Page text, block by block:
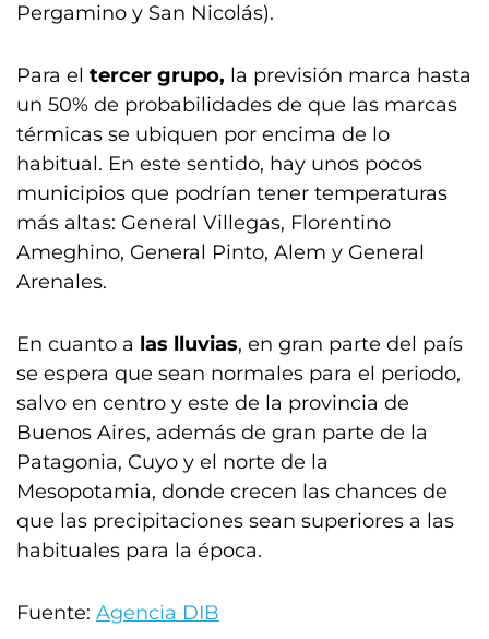
Pergamino y San Nicolás).
Para el tercer grupo, la previsión marca hasta
un 50% de probabilidades de que las marcas
térmicas se ubiquen por encima de lo
habitual. En este sentido, hay unos pocos
municipios que podrían tener temperaturas
más altas: General Villegas, Florentino
Ameghino, General Pinto, Alem y General
Arenales.
En cuanto a las lluvias, en gran parte del país
se espera que sean normales para el periodo,
salvo en centro y este de la provincia de
Buenos Aires, además de gran parte de la
Patagonia, Cuyo y el norte de la
Mesopotamia, donde crecen las chances de
que las precipitaciones sean superiores a las
habituales para la época.
Fuente: Agencia DIB